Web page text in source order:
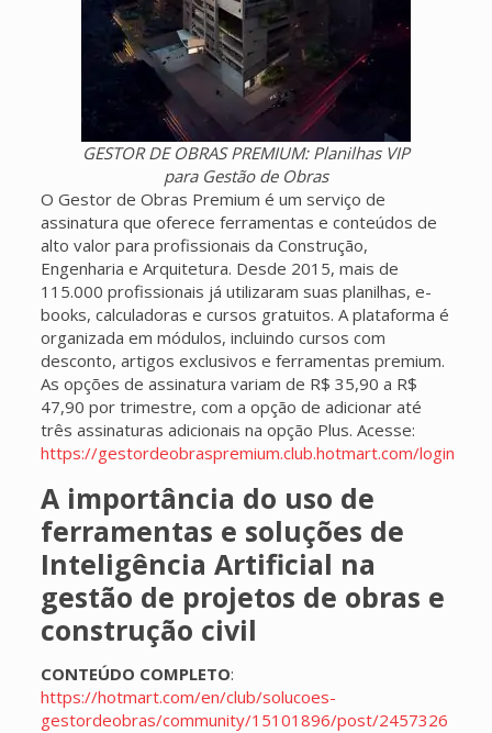
GESTOR DE OBRAS PREMIUM: Planilhas VIP
para Gestão de Obras
O Gestor de Obras Premium é um serviço de
assinatura que oferece ferramentas e conteúdos de
alto valor para profissionais da Construção,
Engenharia e Arquitetura. Desde 2015, mais de
115.000 profissionais já utilizaram suas planilhas, e-
books, calculadoras e cursos gratuitos. A plataforma é
organizada em módulos, incluindo cursos com
desconto, artigos exclusivos e ferramentas premium.
As opções de assinatura variam de R$ 35,90 a R$
47,90 por trimestre, com a opção de adicionar até
três assinaturas adicionais na opção Plus. Acesse:
https://gestordeobraspremium.club.hotmart.com/login
A importância do uso de
ferramentas e soluções de
Inteligência Artificial na
gestão de projetos de obras e
construção civil
CONTEÚDO COMPLETO:
https://hotmart.com/en/club/solucoes-
gestordeobras/community/15101896/post/2457326